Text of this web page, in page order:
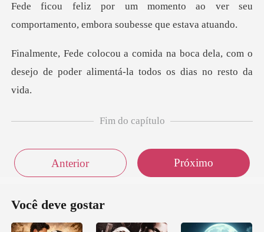
ao ver seu
comportamento, embo
oca dela, com o
desejo de poder alimen
Fim do capítulo
Anterior Próximo
Você deve gostar